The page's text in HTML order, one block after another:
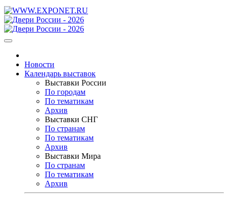
Новости
Календарь выставок
Выставки России
По городам
По тематикам
Архив
Выставки СНГ
По странам
По тематикам
Архив
Выставки Мира
По странам
По тематикам
Архив